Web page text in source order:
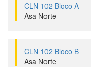
CLN 102 Bloco A
Asa Norte
CLN 102 Bloco B
Asa Norte